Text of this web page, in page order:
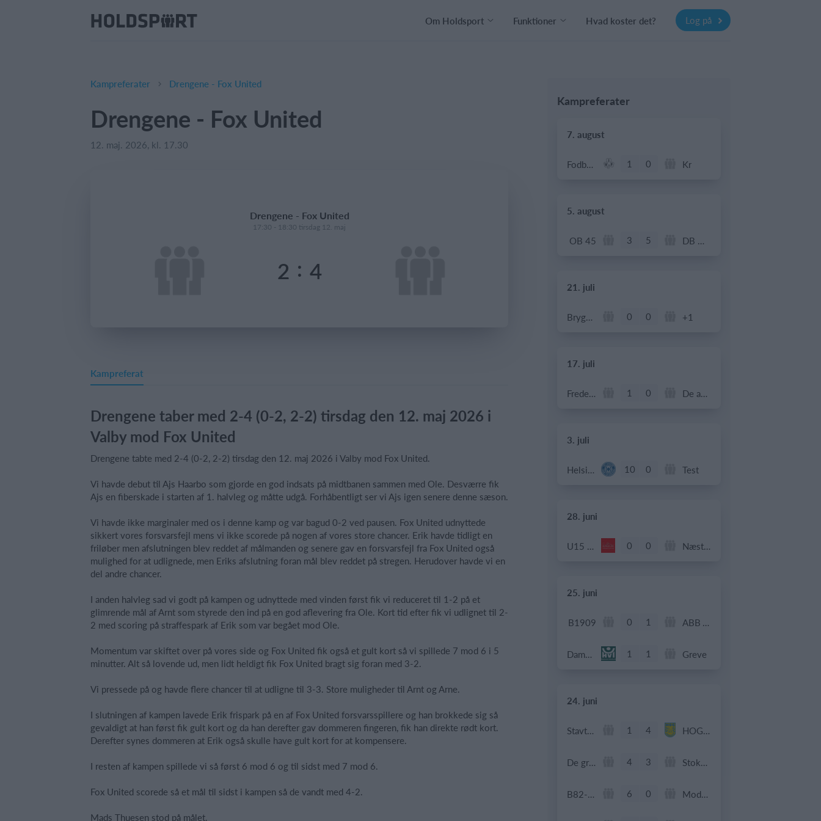
Om Holdsport Funktioner Hvad koster det? Log på
Kampreferater Drengene - Fox United
Drengene - Fox United
12. maj. 2026, kl. 17.30
Drengene - Fox United
17:30 - 18:30 tirsdag 12. maj
2 : 4
Kampreferat
Drengene taber med 2-4 (0-2, 2-2) tirsdag den 12. maj 2026 i
Valby mod Fox United
Drengene tabte med 2-4 (0-2, 2-2) tirsdag den 12. maj 2026 i Valby mod Fox United.
Vi havde debut til Ajs Haarbo som gjorde en god indsats på midtbanen sammen med Ole. Desværre fik
Ajs en fiberskade i starten af 1. halvleg og måtte udgå. Forhåbentligt ser vi Ajs igen senere denne sæson.
Vi havde ikke marginaler med os i denne kamp og var bagud 0-2 ved pausen. Fox United udnyttede
sikkert vores forsvarsfejl mens vi ikke scorede på nogen af vores store chancer. Erik havde tidligt en
friløber men afslutningen blev reddet af målmanden og senere gav en forsvarsfejl fra Fox United også
mulighed for at udlignede, men Eriks afslutning foran mål blev reddet på stregen. Herudover havde vi en
del andre chancer.
I anden halvleg sad vi godt på kampen og udnyttede med vinden først fik vi reduceret til 1-2 på et
glimrende mål af Arnt som styrede den ind på en god aflevering fra Ole. Kort tid efter fik vi udlignet til 2-
2 med scoring på straffespark af Erik som var begået mod Ole.
Momentum var skiftet over på vores side og Fox United fik også et gult kort så vi spillede 7 mod 6 i 5
minutter. Alt så lovende ud, men lidt heldigt fik Fox United bragt sig foran med 3-2.
Vi pressede på og havde flere chancer til at udligne til 3-3. Store muligheder til Arnt og Arne.
I slutningen af kampen lavede Erik frispark på en af Fox United forsvarsspillere og han brokkede sig så
gevaldigt at han først fik gult kort og da han derefter gav dommeren fingeren, fik han direkte rødt kort.
Derefter synes dommeren at Erik også skulle have gult kort for at kompensere.
I resten af kampen spillede vi så først 6 mod 6 og til sidst med 7 mod 6.
Fox United scorede så et mål til sidst i kampen så de vandt med 4-2.
Mads Thuesen stod på målet.
Kampreferater
7. august
Fodbold - Årgang 2014 1 0 Kr
5. august
OB 45 3 5 DB Oldboys
21. juli
Bryggebold 0 0 +1
17. juli
Frederiksberg Floorball Fighters 1 0 De andre
3. juli
Helsingør If Senior 10 0 Test
28. juni
U15 piger 0 0 Næstved
25. juni
B1909 0 1 ABB Veteran
Dame Senior 1 1 Greve
24. juni
Stavtrup 1 4 HOG OB50
De grønne bude 4 3 Stokehagen
B82-Fodbold-Fitness-U50 6 0 Modstander